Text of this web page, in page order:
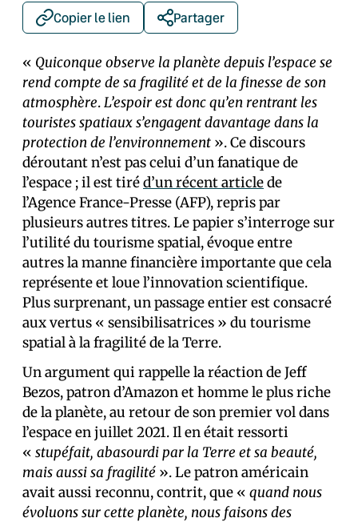
Copier le lien Partager
« Quiconque observe la planète depuis l’espace se
rend compte de sa fragilité et de la finesse de son
atmosphère.L’espoir est donc qu’en rentrant les
touristes spatiaux s’engagent davantage dans la
protection de l’environnement ». Ce discours
déroutant n’est pas celui d’un fanatique de
l’espace ; il est tiréd’un récent articlede
l’Agence France-Presse (AFP), repris par
plusieurs autres titres. Le papier s’interroge sur
l’utilité du tourisme spatial, évoque entre
autres la manne financière importante que cela
représente et loue l’innovation scientifique.
Plus surprenant, un passage entier est consacré
aux vertus « sensibilisatrices » du tourisme
spatial à la fragilité de la Terre.
Un argument qui rappelle la réaction de Jeff
Bezos, patron d’Amazon et homme le plus riche
de la planète, au retour de son premier vol dans
l’espace en juillet 2021. Il en était ressorti
« stupéfait, abasourdi par la Terre et sa beauté,
mais aussi sa fragilité ». Le patron américain
avait aussi reconnu, contrit, que « quand nous
évoluons sur cette planète, nous faisons des